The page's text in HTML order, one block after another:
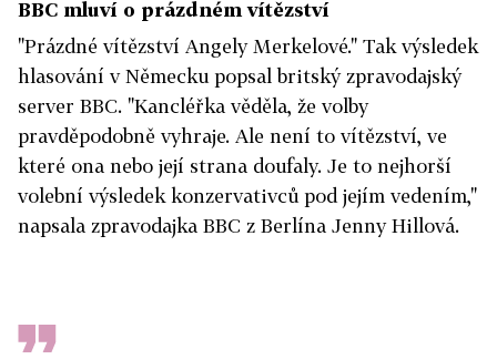
BBC mluví o prázdném vítězství
"Prázdné vítězství Angely Merkelové." Tak výsledek
hlasování v Německu popsal britský zpravodajský
server BBC. "Kancléřka věděla, že volby
pravděpodobně vyhraje. Ale není to vítězství, ve
které ona nebo její strana doufaly. Je to nejhorší
volební výsledek konzervativců pod jejím vedením,"
napsala zpravodajka BBC z Berlína Jenny Hillová.